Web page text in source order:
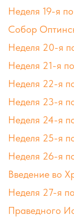
Неделя 19-я
Собор
Неделя 20-я
Неделя 21-я
Неделя 22-я
Неделя 23-я
Неделя 24-я
Неделя 25-я
Неделя 26-я
Введение во
Неделя 27-я
Праведного